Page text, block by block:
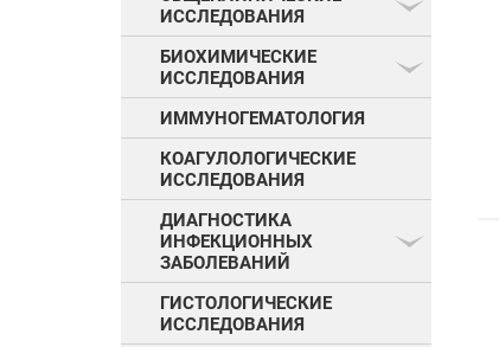
ИССЛЕДОВАНИЯ
БИОХИМИЧЕСКИЕ
ИССЛЕДОВАНИЯ
ИММУНОГЕМАТОЛОГИЯ
КОАГУЛОЛОГИЧЕСКИЕ
ИССЛЕДОВАНИЯ
ДИАГНОСТИКА
ИНФЕКЦИОННЫХ
ЗАБОЛЕВАНИЙ
ГИСТОЛОГИЧЕСКИЕ
ИССЛЕДОВАНИЯ